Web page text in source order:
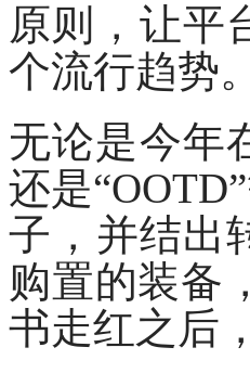
原则，让平
个流行趋势。
无论是今年
还是
子，并结出
购置的装备
书走红之后